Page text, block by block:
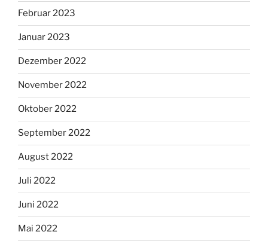
Februar 2023
Januar 2023
Dezember 2022
November 2022
Oktober 2022
September 2022
August 2022
Juli 2022
Juni 2022
Mai 2022